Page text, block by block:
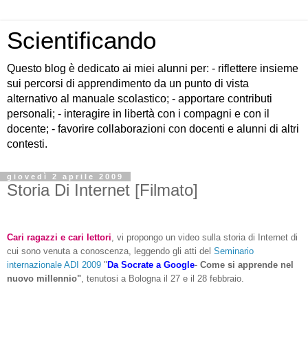
Scientificando
Questo blog è dedicato ai miei alunni per: - riflettere insieme
sui percorsi di apprendimento da un punto di vista
alternativo al manuale scolastico; - apportare contributi
personali; - interagire in libertà con i compagni e con il
docente; - favorire collaborazioni con docenti e alunni di altri
contesti.
giovedì 2 aprile 2009
Storia Di Internet [Filmato]
Cari ragazzi e cari lettori , vi propongo un video sulla storia di Internet di
cui sono venuta a conoscenza, leggendo gli atti del Seminario
internazionale ADI 2009 " Da Socrate a Google- Come si apprende nel
nuovo millennio" , tenutosi a Bologna il 27 e il 28 febbraio.